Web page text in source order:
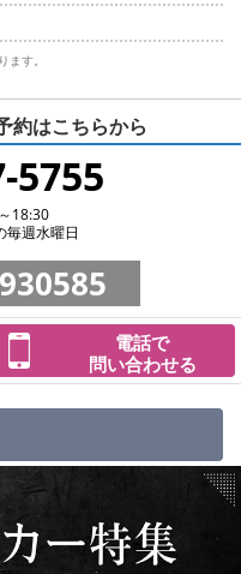
す。
約はこちらから
5755
18:30
毎週水曜日
電話で
問い合わせる